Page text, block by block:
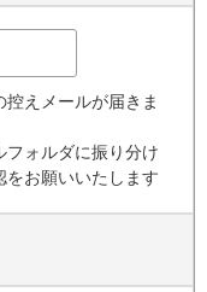
えメールが届きま
ォルダに振り分け
をお願いいたします